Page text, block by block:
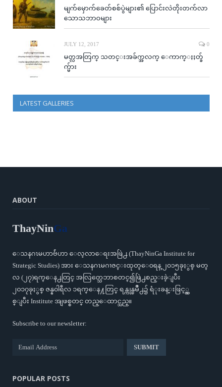
မျက်မှောက်ခေတ်စစ်ပွဲများ၏ ပြောင်းလဲတိုးတက်လာ
သောသဘာဝများ
JULY 12, 2017 0
မတ္လအတြက္ သတင္းအခ်က္အလက္ ေကာက္ႏႈတ္ခ်
က္မ်ား
LATEST GALLERIES
ABOUT
ThayNinGa
ေသနဂၤမဟာဗ်ဴဟာ ေလ့လာေရးအဖြဲ႕ (ThayNinGa Institute for
Strategic Studies) အား ေသနဂၤမဂၢဇင္းထုတ္ေ၀ရန္ ၂၀၁၅ခုႏွစ္ မတ္
လ (၂၇)ရက္ေန႕တြင္ အလြတ္သေဘာစတင္၍ဖြဲ႕စည္းခဲ့ျပီး
၂၀၁၇ခုႏွစ္ ဇန္န၀ါရီလ ၁ရက္ေန႔တြင္ ရန္ကုန္ၿမိဳ႕၌ ရံုးခန္းဖြင့္လွ
စ္ျပီး Institute အျဖစ္စတင္ တည္ေထာင္သည္။
Subscribe to our newsletter:
POPULAR POSTS